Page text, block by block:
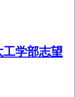
工学部志望